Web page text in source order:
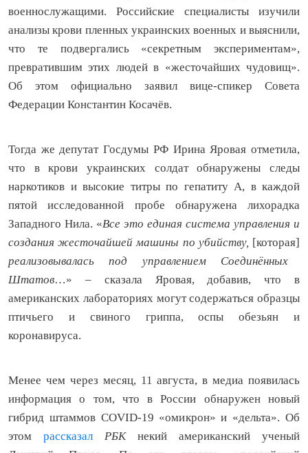
военнослужащими. Российские специалисты изучили
анализы крови пленных украинских военных и выяснили,
что те подвергались «секретным экспериментам»,
превратившим этих людей в «жесточайших чудовищ».
Об этом официально заявил вице-спикер Совета
Федерации Константин Косачёв.
Тогда же депутат Госдумы РФ Ирина Яровая отметила,
что в крови украинских солдат обнаружены следы
наркотиков и высокие титры по гепатиту А, в каждой
пятой исследованной пробе обнаружена лихорадка
Западного Нила. «Все это единая система управления и
создания жесточайшей машины по убийству, [которая]
реализовывалась под управлением Соединённых
Штатов…» – сказала Яровая, добавив, что в
американских лабораториях могут содержаться образцы
птичьего и свиного гриппа, оспы обезьян и
коронавируса.
Менее чем через месяц, 11 августа, в медиа появилась
информация о том, что в России обнаружен новый
гибрид штаммов COVID-19 «омикрон» и «дельта». Об
этом рассказал РБКнекий американский ученый